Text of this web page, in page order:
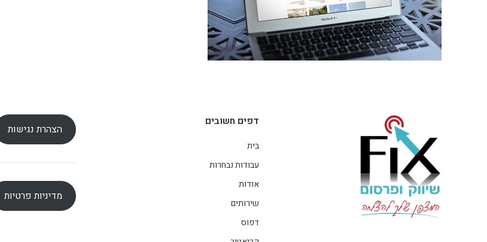
דפים חשובים
בית
עבודות נבחרות
אודות
שירותים
דפוס
הצהרת נגישות
מדיניות פרטיות